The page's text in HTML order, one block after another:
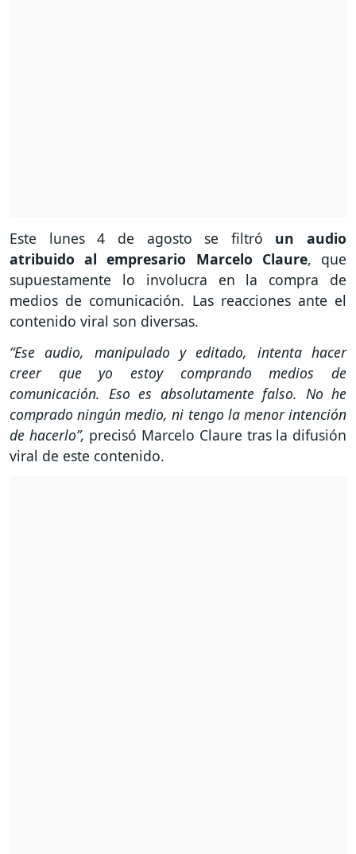
Este lunes 4 de agosto se filtró un audio
atribuido al empresario Marcelo Claure, que
supuestamente lo involucra en la compra de
medios de comunicación. Las reacciones ante el
contenido viral son diversas.
“Ese audio, manipulado y editado, intenta hacer
creer que yo estoy comprando medios de
comunicación. Eso es absolutamente falso. No he
comprado ningún medio, ni tengo la menor intención
de hacerlo”, precisó Marcelo Claure tras la difusión
viral de este contenido.